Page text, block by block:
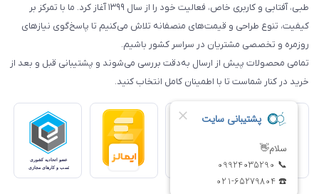
طبی، آفتابی و کاربری خاص، فعالیت خود را از سال ۱۳۹۹ آغاز کرد. ما با تمرکز بر
کیفیت، تنوع طراحی و قیمت‌های منصفانه تلاش می‌کنیم تا پاسخ‌گوی نیازهای
روزمره و تخصصی مشتریان در سراسر کشور باشیم.
تمامی محصولات پیش از ارسال به‌دقت بررسی می‌شوند و پشتیبانی قبل و بعد از
خرید در کنار شماست تا با اطمینان کامل انتخاب کنید.